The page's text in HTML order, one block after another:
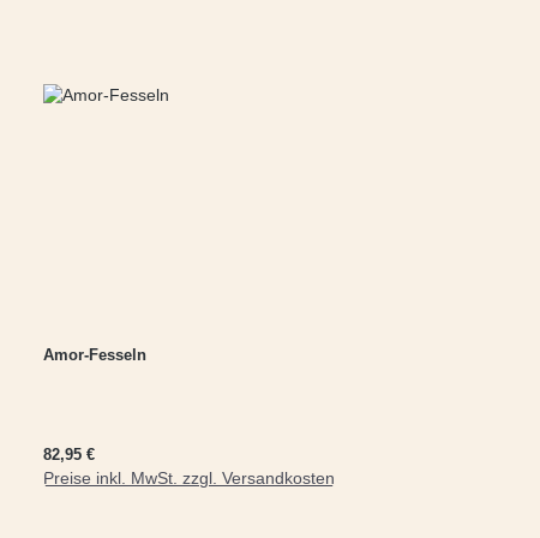
Amor-Fesseln
Regulärer Preis:
82,95 €
Preise inkl. MwSt. zzgl. Versandkosten